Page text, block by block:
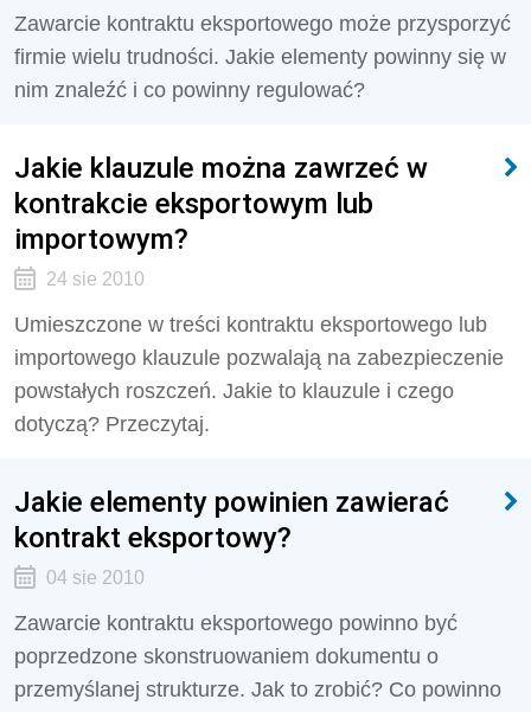
Zawarcie kontraktu eksportowego może przysporzyć
firmie wielu trudności. Jakie elementy powinny się w
nim znaleźć i co powinny regulować?
Jakie klauzule można zawrzeć w
kontrakcie eksportowym lub
importowym?
24 sie 2010
Umieszczone w treści kontraktu eksportowego lub
importowego klauzule pozwalają na zabezpieczenie
powstałych roszczeń. Jakie to klauzule i czego
dotyczą? Przeczytaj.
Jakie elementy powinien zawierać
kontrakt eksportowy?
04 sie 2010
Zawarcie kontraktu eksportowego powinno być
poprzedzone skonstruowaniem dokumentu o
przemyślanej strukturze. Jak to zrobić? Co powinno